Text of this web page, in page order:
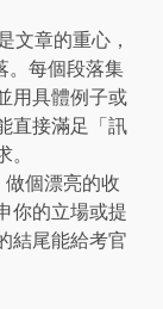
文章的重心，
。每個段落集
用具體例子或
直接滿足「訊
做個漂亮的收
你的立場或提
結尾能給考官